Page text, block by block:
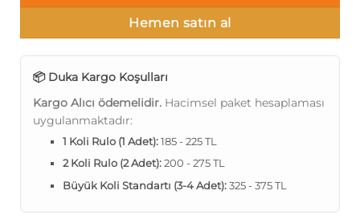
Hemen satın al
📦 Duka Kargo Koşulları
Kargo Alıcı ödemelidir. Hacimsel paket hesaplaması
uygulanmaktadır:
1 Koli Rulo (1 Adet):185 - 225 TL
2 Koli Rulo (2 Adet):200 - 275 TL
Büyük Koli Standartı (3-4 Adet):325 - 375 TL